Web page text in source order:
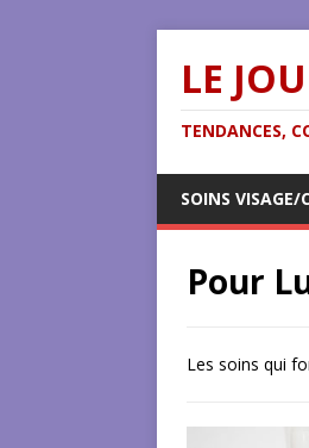
LE
TENDANCES,
SOINS VISAGE/
Pour
Les soins qui